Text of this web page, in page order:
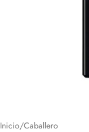
Inicio/Caballero